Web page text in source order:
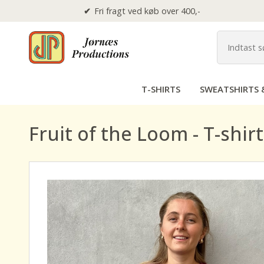
Fri fragt ved køb over 400,-
T-SHIRTS SWEATSHIRTS
Fruit of the Loom - T-shirt